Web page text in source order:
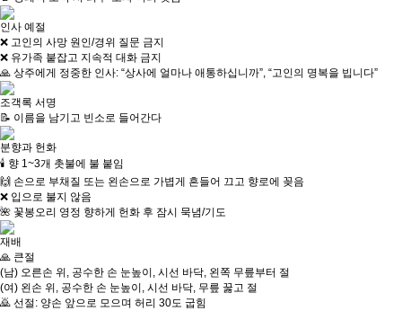
인사 예절
❌ 고인의 사망 원인/경위 질문 금지
❌ 유가족 붙잡고 지속적 대화 금지
🙏 상주에게 정중한 인사: “상사에 얼마나 애통하십니까”, “고인의 명복을 빕니다”
조객록 서명
📝 이름을 남기고 빈소로 들어간다
분향과 헌화
🕯 향 1~3개 촛불에 불 붙임
🙌 손으로 부채질 또는 왼손으로 가볍게 흔들어 끄고 향로에 꽂음
❌ 입으로 불지 않음
🌺 꽃봉오리 영정 향하게 헌화 후 잠시 묵념/기도
재배
🙏 큰절
(남) 오른손 위, 공수한 손 눈높이, 시선 바닥, 왼쪽 무릎부터 절
(여) 왼손 위, 공수한 손 눈높이, 시선 바닥, 무릎 꿇고 절
🙇 선절: 양손 앞으로 모으며 허리 30도 굽힘